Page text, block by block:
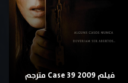
فيلم Case 39 2009 مترجم